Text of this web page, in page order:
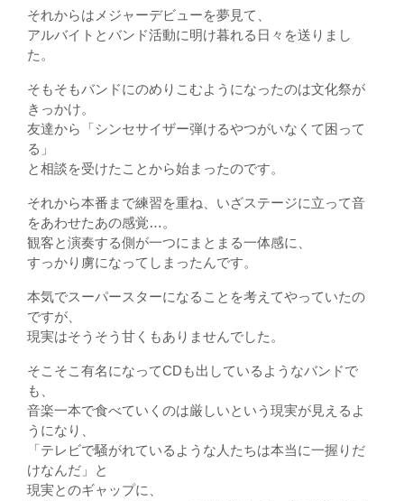
それからはメジャーデビューを夢見て、
アルバイトとバンド活動に明け暮れる日々を送りまし
た。
そもそもバンドにのめりこむようになったのは文化祭が
きっかけ。
友達から「シンセサイザー弾けるやつがいなくて困って
る」
と相談を受けたことから始まったのです。
それから本番まで練習を重ね、いざステージに立って音
をあわせたあの感覚…。
観客と演奏する側が一つにまとまる一体感に、
すっかり虜になってしまったんです。
本気でスーパースターになることを考えてやっていたの
ですが、
現実はそうそう甘くもありませんでした。
そこそこ有名になってCDも出しているようなバンドで
も、
音楽一本で食べていくのは厳しいという現実が見えるよ
うになり、
「テレビで騒がれているような人たちは本当に一握りだ
けなんだ」と
現実とのギャップに、